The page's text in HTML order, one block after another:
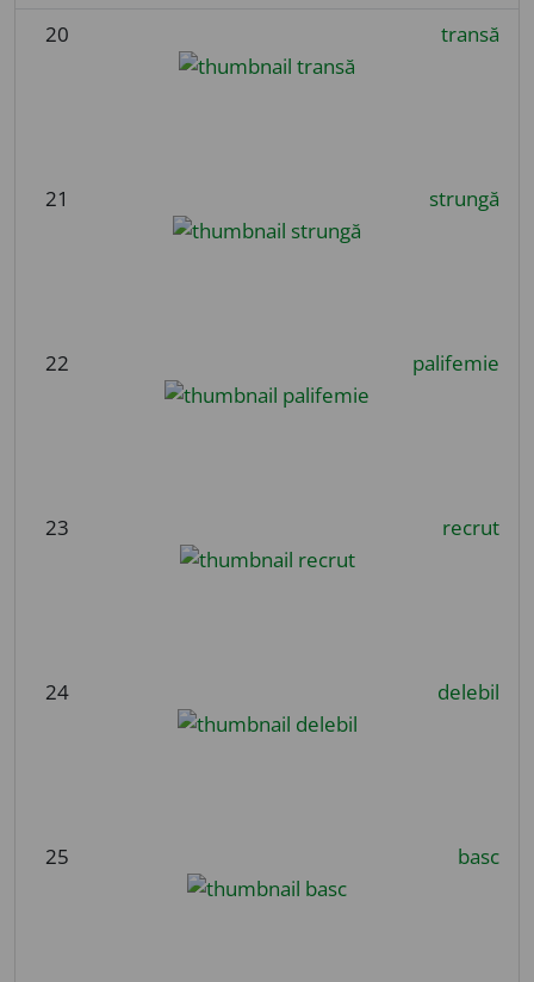
20 transă
21 strungă
22 palifemie
23 recrut
24 delebil
25 basc